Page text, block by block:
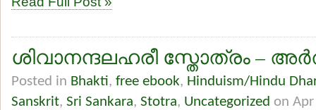
ശിവാനന്ദലഹരീ സ്തോത്രം –
Posted in Bhakti, free ebook, Hinduism/Hindu
Sanskrit, Sri Sankara, Stotra, Uncategorized on